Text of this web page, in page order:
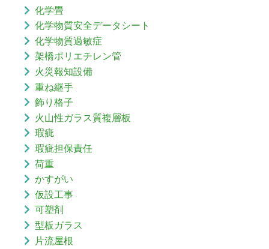
化学畳
化学物質安全データシート
化学物質過敏症
架橋ポリエチレン管
火災報知設備
重ね継手
飾り格子
火山性ガラス質複層板
瑕疵
瑕疵担保責任
荷重
かすがい
仮設工事
可塑剤
型板ガラス
片流屋根